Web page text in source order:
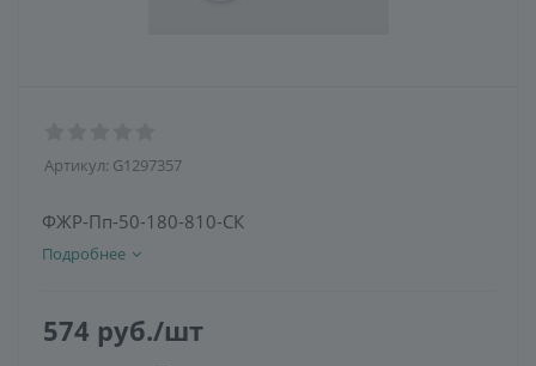
Артикул: G1297357
ФЖР-Пп-50-180-810-СК
Подробнее
574 руб./шт